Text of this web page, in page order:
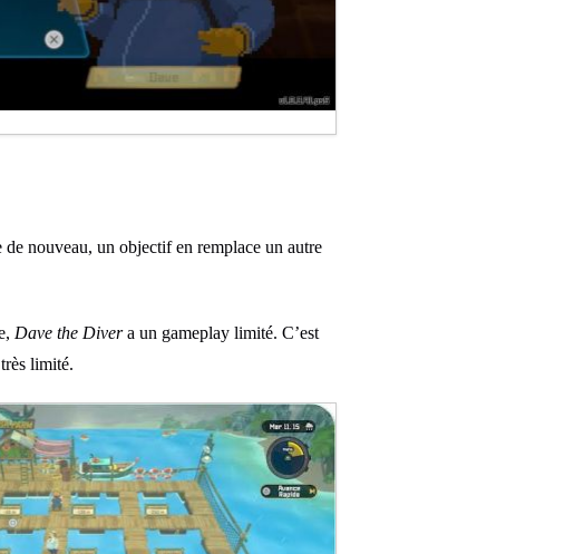
nouveau, un objectif en remplace un autre
Dave the Divera un gameplay limité. C’est
limité.